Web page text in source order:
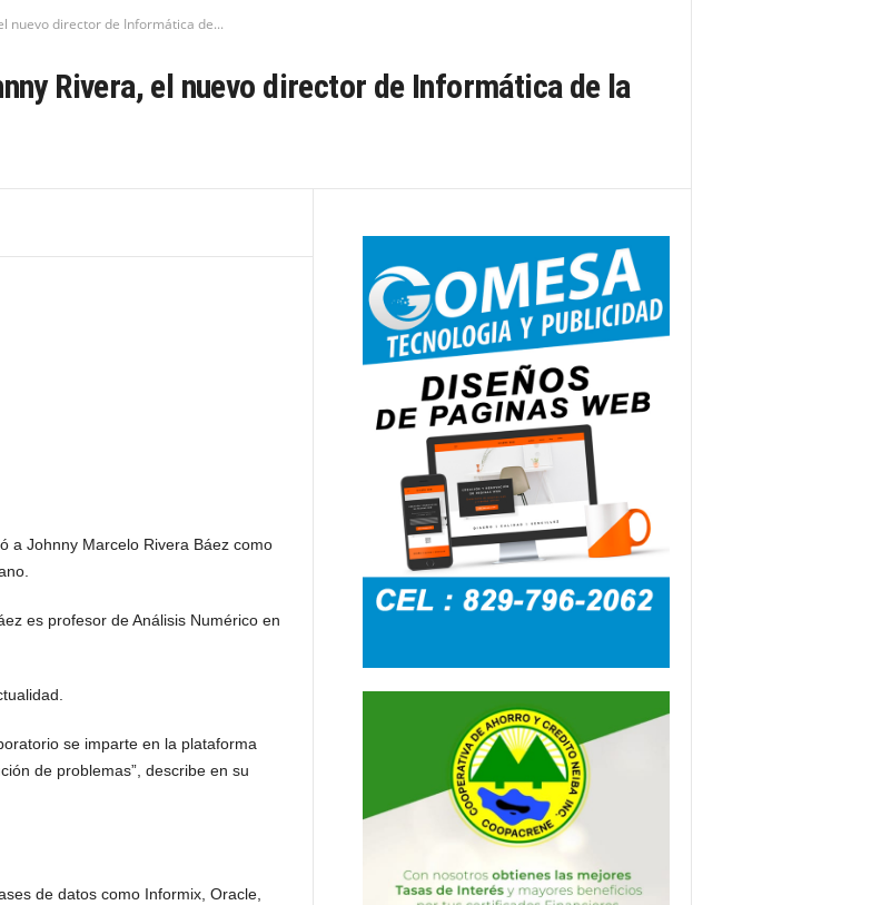
nuevo director de Informática de...
Rivera, el nuevo director de Informática de la
a Johnny Marcelo Rivera Báez como
es profesor de Análisis Numérico en
se imparte en la plataforma
de problemas”, describe en su
de datos como Informix, Oracle,